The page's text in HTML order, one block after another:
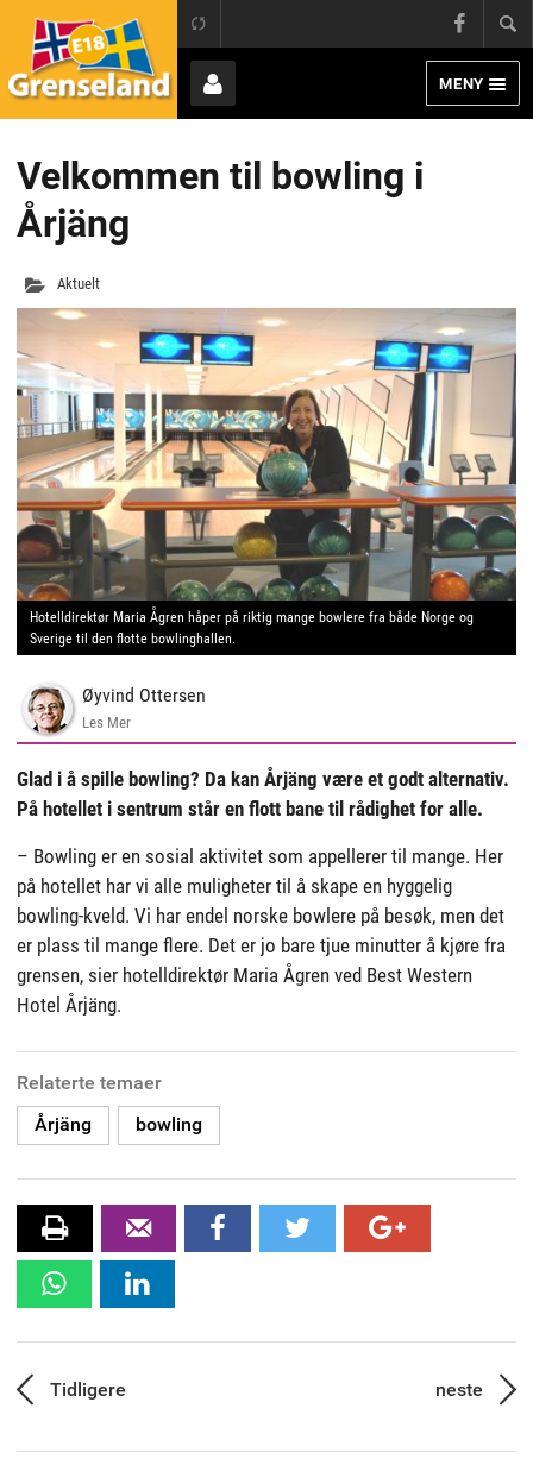
E18 Grenseland
Page
MENY
Velkommen til bowling i
Årjäng
Aktuelt
Hotelldirektør Maria Ågren håper på riktig mange bowlere fra både Norge og
Sverige til den flotte bowlinghallen.
Øyvind Ottersen
Les Mer
Glad i å spille bowling? Da kan Årjäng være et godt alternativ.
På hotellet i sentrum står en flott bane til rådighet for alle.
– Bowling er en sosial aktivitet som appellerer til mange. Her
på hotellet har vi alle muligheter til å skape en hyggelig
bowling-kveld. Vi har endel norske bowlere på besøk, men det
er plass til mange flere. Det er jo bare tjue minutter å kjøre fra
grensen, sier hotelldirektør Maria Ågren ved Best Western
Hotel Årjäng.
Relaterte temaer
Årjäng
bowling
skrive Tips
Facebooktwitter Google+
WhatsAppLinkedin
Tidligere
neste